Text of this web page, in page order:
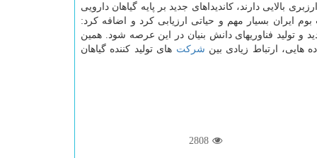
بالایی دارند، كاندیداهای جدید بر پایه گیاهان دارویی
ایران بسیار مهم و حیاتی ارزیابی كرد و اضافه كرد:
و تولید فناوری­های دانش بنیان در این عرصه شود. همین
هایی، ارتباط زیادی بین شركت های تولید كننده گیاهان
2808